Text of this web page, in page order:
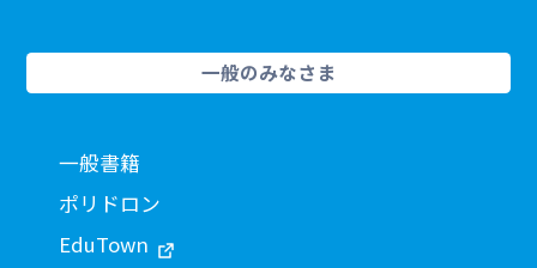
一般のみなさま
一般書籍
ポリドロン
EduTown